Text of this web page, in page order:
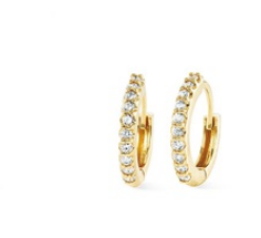
せください。
フープ、カラーストーン
から製作いたします。
況を確認いたします。